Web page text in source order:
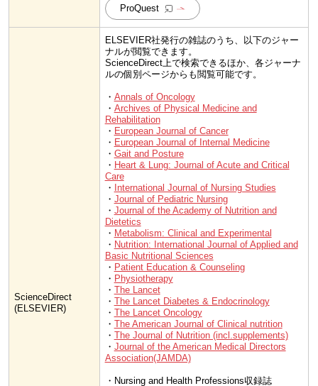
ProQuest
ScienceDirect
(ELSEVIER)
ELSEVIER社発行の雑誌のうち、以下のジャー
ナルが閲覧できます。
ScienceDirect上で検索できるほか、各ジャーナ
ルの個別ページからも閲覧可能です。
・ Annals of Oncology
・ Archives of Physical Medicine and
Rehabilitation
・ European Journal of Cancer
・ European Journal of Internal Medicine
・ Gait and Posture
・ Heart & Lung: Journal of Acute and Critical
Care
・
International Journal of Nursing Studies
・ Journal of Pediatric Nursing
・ Journal of the Academy of Nutrition and
Dietetics
・ Metabolism: Clinical and Experimental
・ Nutrition: International Journal of Applied and
Basic Nutritional Sciences
・ Patient Education & Counseling
・ Physiotherapy
・ The Lancet
・ The Lancet Diabetes & Endocrinology
・ The Lancet Oncology
・ The American Journal of Clinical nutrition
・ The Journal of Nutrition (incl.supplements)
・ Journal of the American Medical Directors
Association(JAMDA)
・Nursing and Health Professions収録誌